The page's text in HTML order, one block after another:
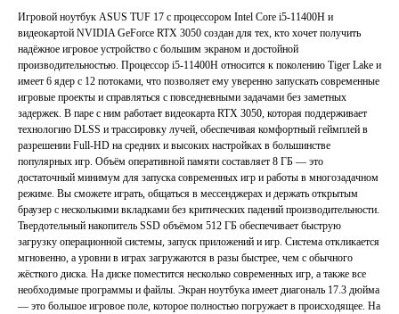
Игровой ноутбук ASUS TUF 17 с процессором Intel Core i5-11400H и
видеокартой NVIDIA GeForce RTX 3050 создан для тех, кто хочет получить
надёжное игровое устройство с большим экраном и достойной
производительностью. Процессор i5-11400H относится к поколению Tiger Lake и
имеет 6 ядер с 12 потоками, что позволяет ему уверенно запускать современные
игровые проекты и справляться с повседневными задачами без заметных
задержек. В паре с ним работает видеокарта RTX 3050, которая поддерживает
технологию DLSS и трассировку лучей, обеспечивая комфортный геймплей в
разрешении Full-HD на средних и высоких настройках в большинстве
популярных игр. Объём оперативной памяти составляет 8 ГБ — это
достаточный минимум для запуска современных игр и работы в многозадачном
режиме. Вы сможете играть, общаться в мессенджерах и держать открытым
браузер с несколькими вкладками без критических падений производительности.
Твердотельный накопитель SSD объёмом 512 ГБ обеспечивает быструю
загрузку операционной системы, запуск приложений и игр. Система откликается
мгновенно, а уровни в играх загружаются в разы быстрее, чем с обычного
жёсткого диска. На диске поместится несколько современных игр, а также все
необходимые программы и файлы. Экран ноутбука имеет диагональ 17.3 дюйма
— это большое игровое поле, которое полностью погружает в происходящее. На